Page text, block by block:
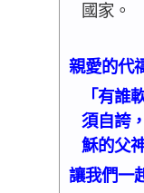
國家。
親愛的代
「有
須自誇
穌的父
讓我們一